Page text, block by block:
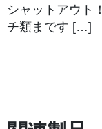
シャットアウト
チ類まです […]